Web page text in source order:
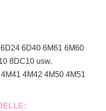
6D40 6M61 6M60
8DC10 usw.
4M42 4M50 4M51